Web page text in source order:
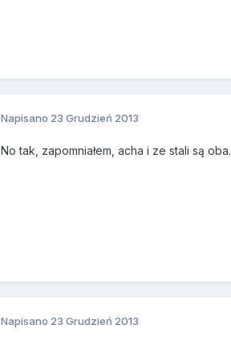
Napisano 23 Grudzień 2013
No tak, zapomniałem, acha i ze stali są oba.
Napisano 23 Grudzień 2013